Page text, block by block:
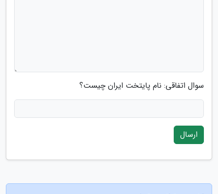
سوال اتفاقی: نام پایتخت ایران چیست؟
ارسال